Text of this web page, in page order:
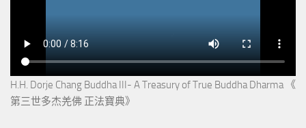
H.H. Dorje Chang Buddha III- A Treasury of True Buddha Dharma 《
第三世多杰羌佛 正法寶典》